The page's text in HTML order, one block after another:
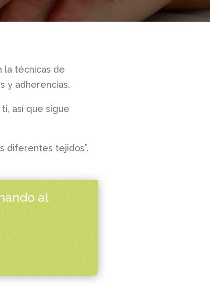
la técnicas de
y adherencias.
así que sigue
diferentes tejidos”.
al